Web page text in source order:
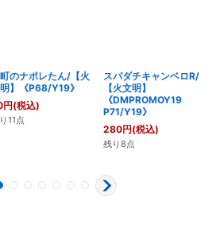
のナポレたん/【火
】《P68/Y19》
円(税込)
11点
スパダチキャンベロR/
【火文明】
《DMPROMOY19
P71/Y19》
280円(税込)
残り8点